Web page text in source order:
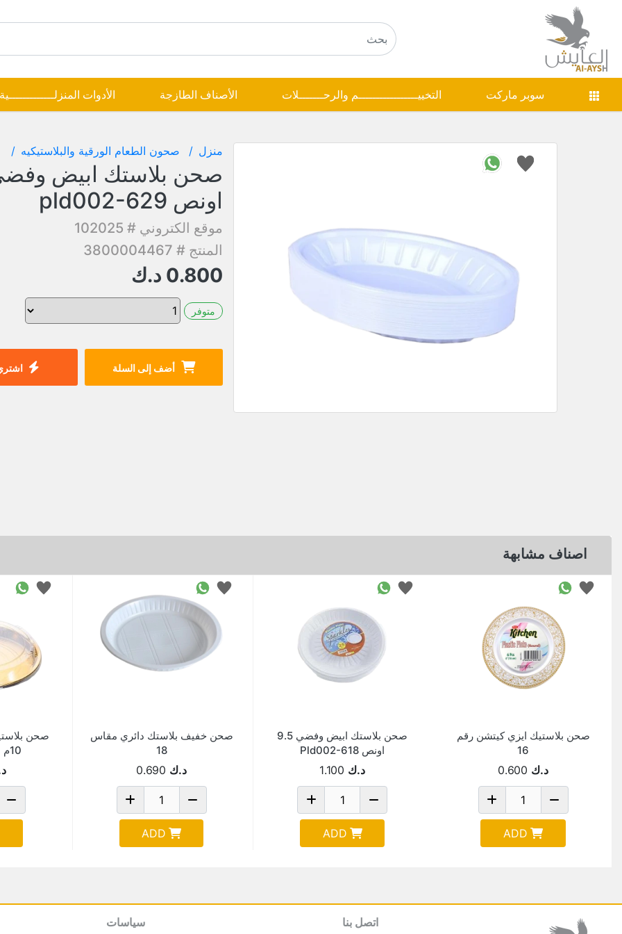
سوبر ماركت التخييـــــــــــــــــم والرحـــــــلات الأصناف الطازجة الأدوات المنزلـــــــــــــية
منزل صحون الطعام الورقية والبلاستيكيه
اونص pld002-629
موقع الكتروني # 102025
المنتج # 3800004467
0.800 د.ك
متوفر
أضف إلى السلة
اصناف مشابهة
صحن بلاستيك ايزي كيتشن رقم
16
د.ك 0.600
ADD
صحن بلاستك ابيض وفضي 9.5
اونص Pld002-618
د.ك 1.100
ADD
صحن خفيف بلاستك دائري مقاس
18
د.ك 0.690
ADD
صحن
10م Pld002-304
اتصل بنا سياسات